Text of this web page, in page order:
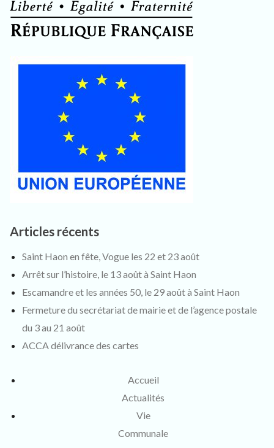
Articles récents
Saint Haon en fête, Vogue les 22 et 23 août
Arrêt sur l’histoire, le 13 août à Saint Haon
Escamandre et les années 50, le 29 août à Saint Haon
Fermeture du secrétariat de mairie et de l’agence postale
du 3 au 21 août
ACCA délivrance des cartes
Accueil
Actualités
Vie
Communale